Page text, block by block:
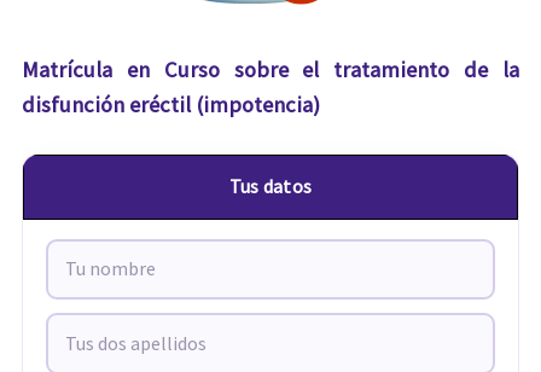
Matrícula en Curso sobre el tratamiento de la
disfunción eréctil (impotencia)
Tus datos